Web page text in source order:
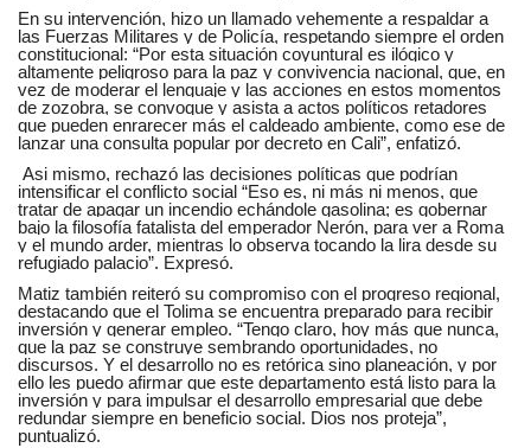
En su intervención, hizo un llamado vehemente a respaldar a
las Fuerzas Militares y de Policía, respetando siempre el orden
constitucional: “Por esta situación coyuntural es ilógico y
altamente peligroso para la paz y convivencia nacional, que, en
vez de moderar el lenguaje y las acciones en estos momentos
de zozobra, se convoque y asista a actos políticos retadores
que pueden enrarecer más el caldeado ambiente, como ese de
lanzar una consulta popular por decreto en Cali”, enfatizó.
Asi mismo, rechazó las decisiones políticas que podrían
intensificar el conflicto social “Eso es, ni más ni menos, que
tratar de apagar un incendio echándole gasolina; es gobernar
bajo la filosofía fatalista del emperador Nerón, para ver a Roma
y el mundo arder, mientras lo observa tocando la lira desde su
refugiado palacio”. Expresó.
Matiz también reiteró su compromiso con el progreso regional,
destacando que el Tolima se encuentra preparado para recibir
inversión y generar empleo. “Tengo claro, hoy más que nunca,
que la paz se construye sembrando oportunidades, no
discursos. Y el desarrollo no es retórica sino planeación, y por
ello les puedo afirmar que este departamento está listo para la
inversión y para impulsar el desarrollo empresarial que debe
redundar siempre en beneficio social. Dios nos proteja”,
puntualizó.